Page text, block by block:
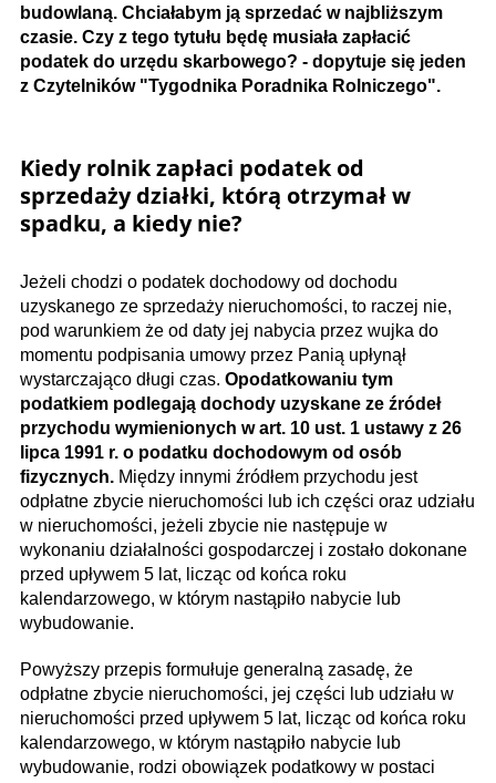
budowlaną. Chciałabym ją sprzedać w najbliższym
czasie. Czy z tego tytułu będę musiała zapłacić
podatek do urzędu skarbowego? - dopytuje się jeden
z Czytelników "Tygodnika Poradnika Rolniczego".
Kiedy rolnik zapłaci podatek od
sprzedaży działki, którą otrzymał w
spadku, a kiedy nie?
Jeżeli chodzi o podatek dochodowy od dochodu
uzyskanego ze sprzedaży nieruchomości, to raczej nie,
pod warunkiem że od daty jej nabycia przez wujka do
momentu podpisania umowy przez Panią upłynął
wystarczająco długi czas. Opodatkowaniu tym
podatkiem podlegają dochody uzyskane ze źródeł
przychodu wymienionych w art. 10 ust. 1 ustawy z 26
lipca 1991 r. o podatku dochodowym od osób
fizycznych. Między innymi źródłem przychodu jest
odpłatne zbycie nieruchomości lub ich części oraz udziału
w nieruchomości, jeżeli zbycie nie następuje w
wykonaniu działalności gospodarczej i zostało dokonane
przed upływem 5 lat, licząc od końca roku
kalendarzowego, w którym nastąpiło nabycie lub
wybudowanie.
Powyższy przepis formułuje generalną zasadę, że
odpłatne zbycie nieruchomości, jej części lub udziału w
nieruchomości przed upływem 5 lat, licząc od końca roku
kalendarzowego, w którym nastąpiło nabycie lub
wybudowanie, rodzi obowiązek podatkowy w postaci